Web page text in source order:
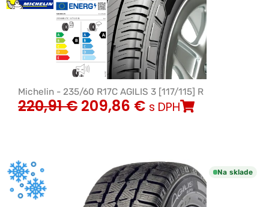
Michelin - 235/60 R17C AGILIS 3 [117/115] R
220,91€ 209,86 € s DPH
Na sklade